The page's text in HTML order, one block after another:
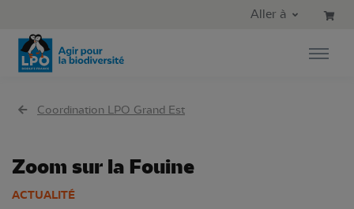
Aller au menu principal
Aller à
Coordination LPO Grand Est
Zoom sur la Fouine
ACTUALITÉ